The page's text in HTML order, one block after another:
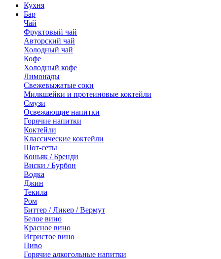
Кухня
Бар
Чай
Фруктовый чай
Авторский чай
Холодный чай
Кофе
Холодный кофе
Лимонады
Свежевыжатые соки
Милкшейки и протеиновые коктейли
Смузи
Освежающие напитки
Горячие напитки
Коктейли
Классические коктейли
Шот-сеты
Коньяк / Бренди
Виски / Бурбон
Водка
Джин
Текила
Ром
Биттер / Ликер / Вермут
Белое вино
Красное вино
Игристое вино
Пиво
Горячие алкогольные напитки